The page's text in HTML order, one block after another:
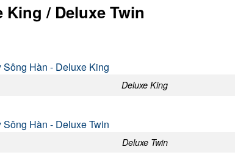
King / Deluxe Twin
Deluxe King
Deluxe Twin